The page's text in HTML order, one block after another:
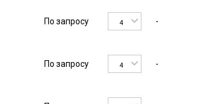
По запросу 4 -
По запросу 4 -